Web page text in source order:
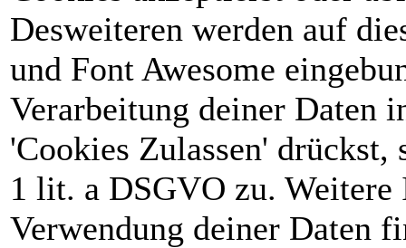
Desweiteren werden auf
und Font Awesome
Verarbeitung deiner Daten
'Cookies Zulassen'
1 lit. a DSGVO zu.
Verwendung deiner Daten